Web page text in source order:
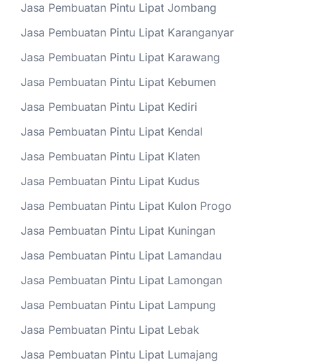
Jasa Pembuatan Pintu Lipat Jombang
Jasa Pembuatan Pintu Lipat Karanganyar
Jasa Pembuatan Pintu Lipat Karawang
Jasa Pembuatan Pintu Lipat Kebumen
Jasa Pembuatan Pintu Lipat Kediri
Jasa Pembuatan Pintu Lipat Kendal
Jasa Pembuatan Pintu Lipat Klaten
Jasa Pembuatan Pintu Lipat Kudus
Jasa Pembuatan Pintu Lipat Kulon Progo
Jasa Pembuatan Pintu Lipat Kuningan
Jasa Pembuatan Pintu Lipat Lamandau
Jasa Pembuatan Pintu Lipat Lamongan
Jasa Pembuatan Pintu Lipat Lampung
Jasa Pembuatan Pintu Lipat Lebak
Jasa Pembuatan Pintu Lipat Lumajang